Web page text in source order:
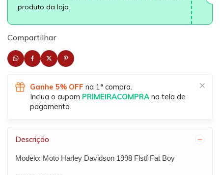
produto da loja.
Compartilhar
Ganhe 5% OFF na 1ª compra.
Inclua o cupom PRIMEIRACOMPRA na tela de
pagamento.
Descrição
Modelo: Moto Harley Davidson 1998 Flstf Fat Boy